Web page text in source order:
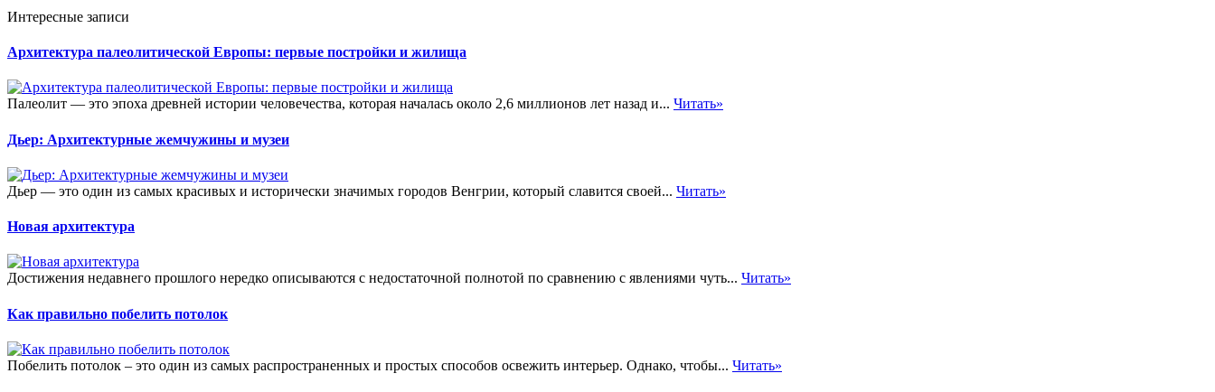
Интересные записи
Архитектура палеолитической Европы: первые постройки и жилища
Палеолит — это эпоха древней истории человечества, которая началась около 2,6 миллионов лет назад и... Читать»
Дьер: Архитектурные жемчужины и музеи
Дьер — это один из самых красивых и исторически значимых городов Венгрии, который славится своей... Читать»
Новая архитектура
Достижения недавнего прошлого нередко описываются с недостаточной полнотой по сравнению с явлениями чуть... Читать»
Как правильно побелить потолок
Побелить потолок – это один из самых распространенных и простых способов освежить интерьер. Однако, чтобы... Читать»